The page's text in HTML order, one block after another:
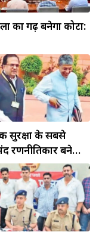
का गढ़ बनेगा कोटा:
सुरक्षा के सबसे
रणनीतिकार बने
मोहन